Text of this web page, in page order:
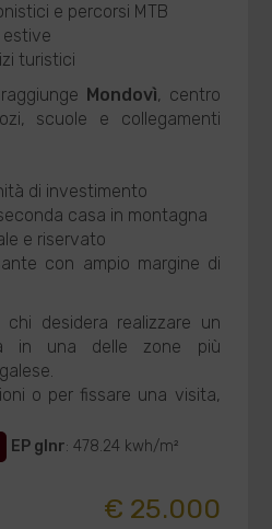
e percorsi MTB
turistici
Mondovì, centro
scuole e collegamenti
di investimento
casa in montagna
e riservato
con ampio margine di
chi desidera realizzare un
in una delle zone più
o per fissare una visita,
EP glnr: 478.24 kwh/m²
€ 25.000